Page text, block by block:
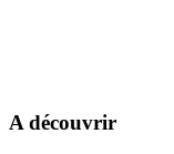
A découvrir